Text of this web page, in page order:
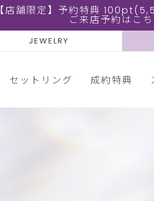
【店舗限定】予約特典
ご来店予約はこ
JEWELRY
セットリング 成約特典